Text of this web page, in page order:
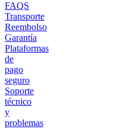
FAQS
Transporte
Reembolso
Garantía
Plataformas
de
pago
seguro
Soporte
técnico
y
problemas